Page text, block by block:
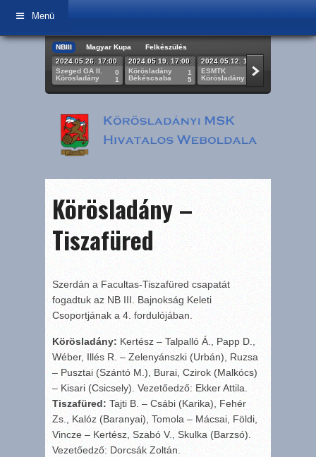
Menü
NBIII Magyar Kupa
Felkészülés
2024.05.26. 17:00
Szeged GA II.
Körösladány
0
1
2024.05.19. 17:00
Körösladány
Békéscsaba
1
5
2024.05.12. 17:00
ESMTK
Körösladány
Körösladány –
Tiszafüred
Szerdán a Facultas-Tiszafüred csapatát
fogadtuk az NB III. Bajnokság Keleti
Csoportjának a 4. fordulójában.
Körösladány: Kertész – Talpalló Á., Papp D.,
Wéber, Illés R. – Zelenyánszki (Urbán), Ruzsa
– Pusztai (Szántó M.), Burai, Czirok (Malkócs)
– Kisari (Csicsely). Vezetőedző: Ekker Attila.
Tiszafüred: Tajti B. – Csábi (Karika), Fehér
Zs., Kalóz (Baranyai), Tomola – Mácsai, Földi,
Vincze – Kertész, Szabó V., Skulka (Barzsó).
Vezetőedző: Dorcsák Zoltán.